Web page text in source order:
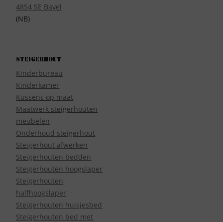
4854 SE Bavel
(NB)
Steigerhout
Kinderbureau
Kinderkamer
Kussens op maat
Maatwerk steigerhouten
meubelen
Onderhoud steigerhout
Steigerhout afwerken
Steigerhouten bedden
Steigerhouten hoogslaper
Steigerhouten
halfhoogslaper
Steigerhouten huisjesbed
Steigerhouten bed met